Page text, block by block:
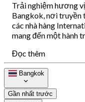
Trải nghiệm hương
Bangkok, nơi truyền
các nhà hàng
mang đến một hành
Đọc thêm
Bangkok
Gần nhất trước